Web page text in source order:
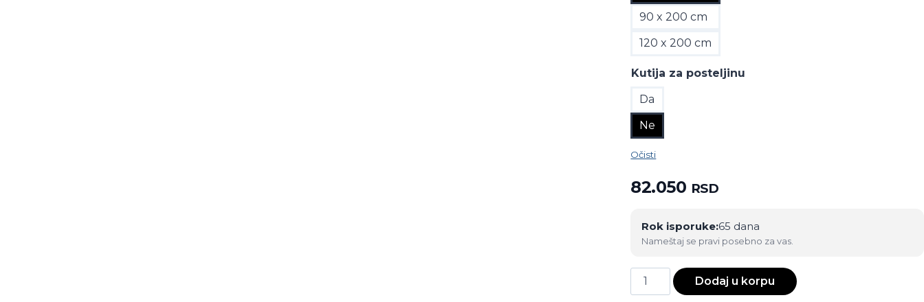
90 x 200 cm
120 x 200 cm
Kutija za posteljinu
Da
Ne
Očisti
82.050 RSD
Rok isporuke:65 dana
Nameštaj se pravi posebno za vas.
Dečiji
Letto
Dodaj u korpu